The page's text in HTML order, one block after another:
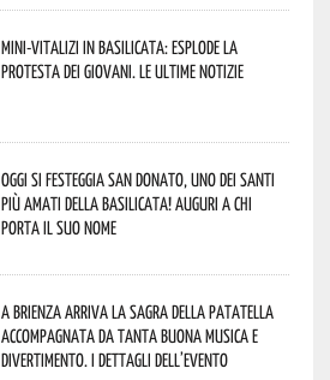
Mini-vitalizi in Basilicata: esplode la
protesta dei giovani. Le ultime notizie
Oggi si festeggia San Donato, uno dei Santi
più amati della Basilicata! Auguri a chi
porta il suo nome
A Brienza arriva la Sagra della Patatella
accompagnata da tanta buona musica e
divertimento. I dettagli dell’evento